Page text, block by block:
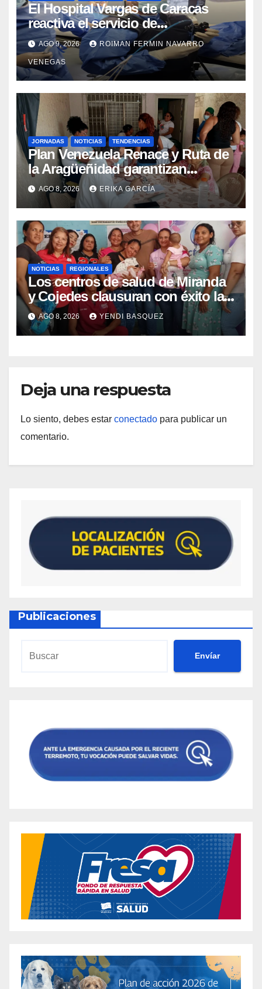
El Hospital Vargas de Caracas
reactiva el servicio de
Colangiopancreatografía
Retrógrada Endoscópica para
beneficiar a cientos de pacientes
AGO 9, 2026 ROIMAN FERMIN NAVARRO
VENEGAS
JORNADAS NOTICIAS TENDENCIAS
Plan Venezuela Renace y Ruta de
la Aragüeñidad garantizan
atención médica integral en
Aragua
AGO 8, 2026 ERIKA GARCÍA
NOTICIAS REGIONALES
Los centros de salud de Miranda
y Cojedes clausuran con éxito la
Semana Mundial de la Lactancia
Materna
AGO 8, 2026 YENDI BASQUEZ
Deja una respuesta
Lo siento, debes estar conectado para publicar un
comentario.
Publicaciones
Envíar